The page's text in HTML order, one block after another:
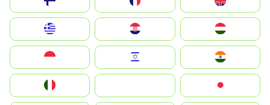
Magyarország